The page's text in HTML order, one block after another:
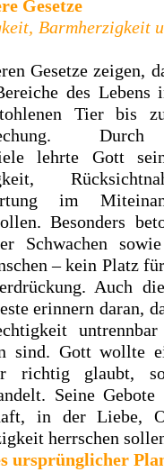
Gesetze
Barmherzigkeit
Gesetze zeigen,
des Lebens
Tier bis
lehrte Gott
im
Besonders
Schwachen
– kein Platz
Auch
erinnern daran,
sind. Gott wollte
richtig glaubt,
Seine Gebote
in der Liebe,
herrschen
ursprünglicher